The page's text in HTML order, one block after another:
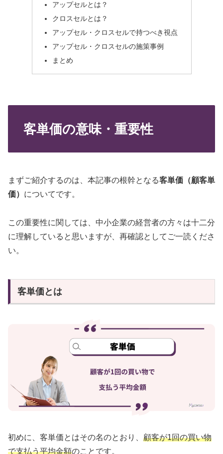
アップセルとは？
クロスセルとは？
アップセル・クロスセルで持つべき視点
アップセル・クロスセルの施策事例
まとめ
客単価の意味・重要性
まずご紹介するのは、本記事の根幹となる客単価（顧客単
価） についてです。
この重要性に関しては、中小企業の経営者の方々は十二分
に理解していると思いますが、再確認としてご一読くださ
い。
客単価とは
初めに、客単価とはその名のとおり、 顧客が1回の買い物
で支払う平均金額のことです。